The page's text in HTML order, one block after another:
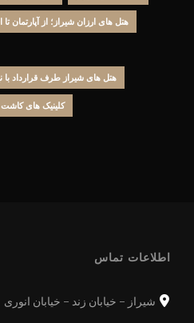
هتل های ارزان شیراز؛ از آپارتمان تا
هتل های شیراز طرف قرارداد
کلینیک های
اطلاعات تماس
شیراز - خیابان زند - خیابان انوری